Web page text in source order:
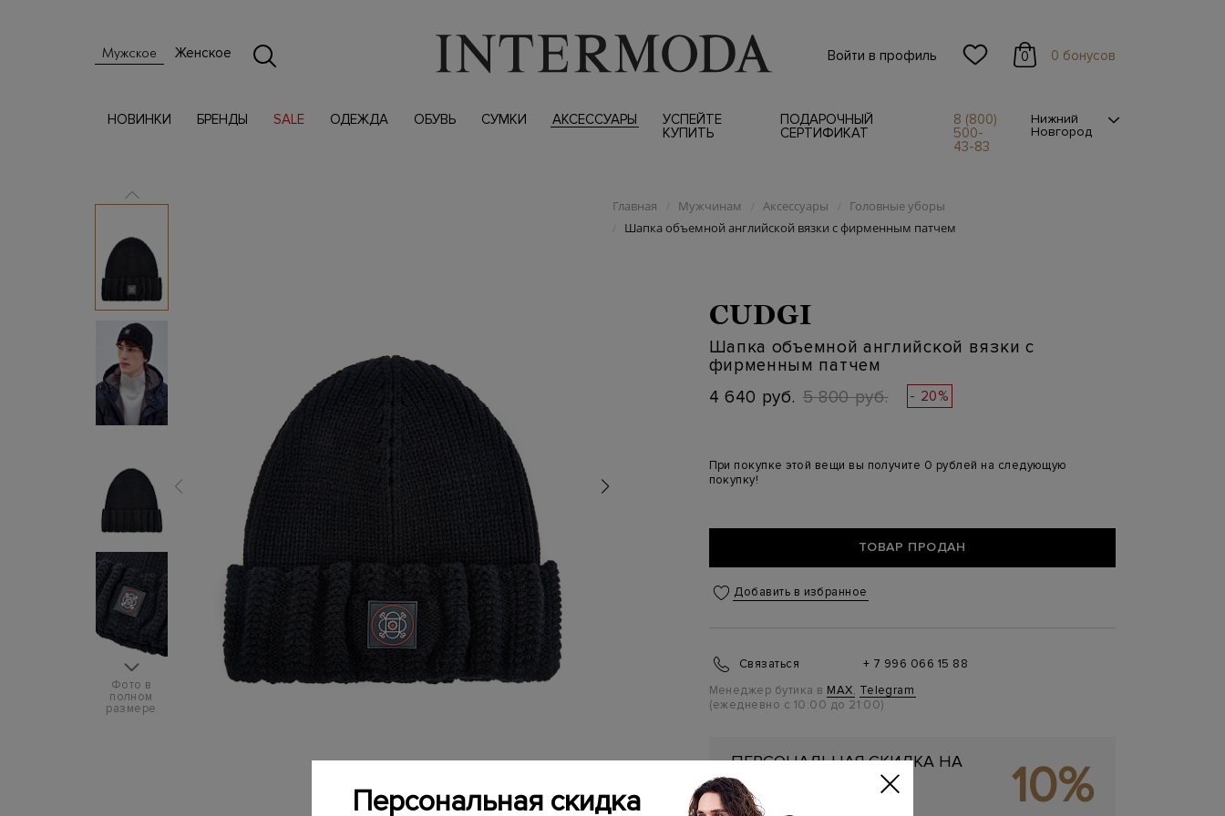
Мужское Женское Войти в профиль 0 0 бонусов
НОВИНКИ БРЕНДЫ SALE ОДЕЖДА ОБУВЬ СУМКИ АКСЕССУАРЫ
УСПЕЙТЕ
КУПИТЬ
ПОДАРОЧНЫЙ
СЕРТИФИКАТ
8 (800)
500-
43-83
Нижний
Новгород
Фото в
полном
размере
Главная / Мужчинам / Аксессуары / Головные уборы
/ Шапка объемной английской вязки с фирменным патчем
CUDGI
Шапка объемной английской вязки с
фирменным патчем
4 640 руб. 5 800 руб. - 20%
При покупке этой вещи вы получите 0 рублей на следующую
покупку!
ТОВАР ПРОДАН
Добавить в избранное
Связаться
+ 7 996 066 15 88
Менеджер бутика в MAX, Telegram
(ежедневно с 10:00 до 21:00)
ПЕРСОНАЛЬНАЯ СКИДКА НА
ПЕРВУЮ ПОКУПКУ
Подробнее 10%
Персональная скидка